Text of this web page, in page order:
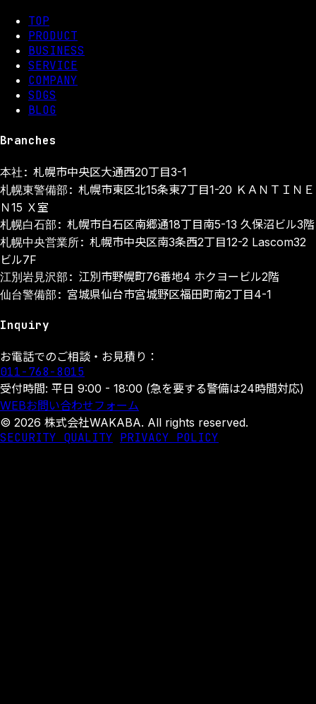
TOP
PRODUCT
BUSINESS
SERVICE
COMPANY
SDGS
BLOG
Branches
本社: 札幌市中央区大通西20丁目3-1
札幌東警備部: 札幌市東区北15条東7丁目1-20 ＫＡＮＴＩＮＥ
Ｎ15 Ｘ室
札幌白石部: 札幌市白石区南郷通18丁目南5-13 久保沼ビル3階
札幌中央営業所: 札幌市中央区南3条西2丁目12-2 Lascom32
ビル7F
江別岩見沢部: 江別市野幌町76番地4 ホクヨービル2階
仙台警備部: 宮城県仙台市宮城野区福田町南2丁目4-1
Inquiry
お電話でのご相談・お見積り：
011-768-8015
受付時間: 平日 9:00 - 18:00 (急を要する警備は24時間対応)
WEBお問い合わせフォーム
© 2026 株式会社WAKABA. All rights reserved.
SECURITY QUALITY PRIVACY POLICY